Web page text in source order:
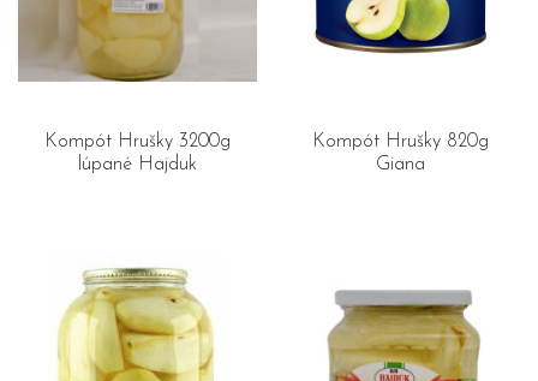
Kompót Hrušky 3200g
lúpané Hajduk
Kompót Hrušky 820g
Giana